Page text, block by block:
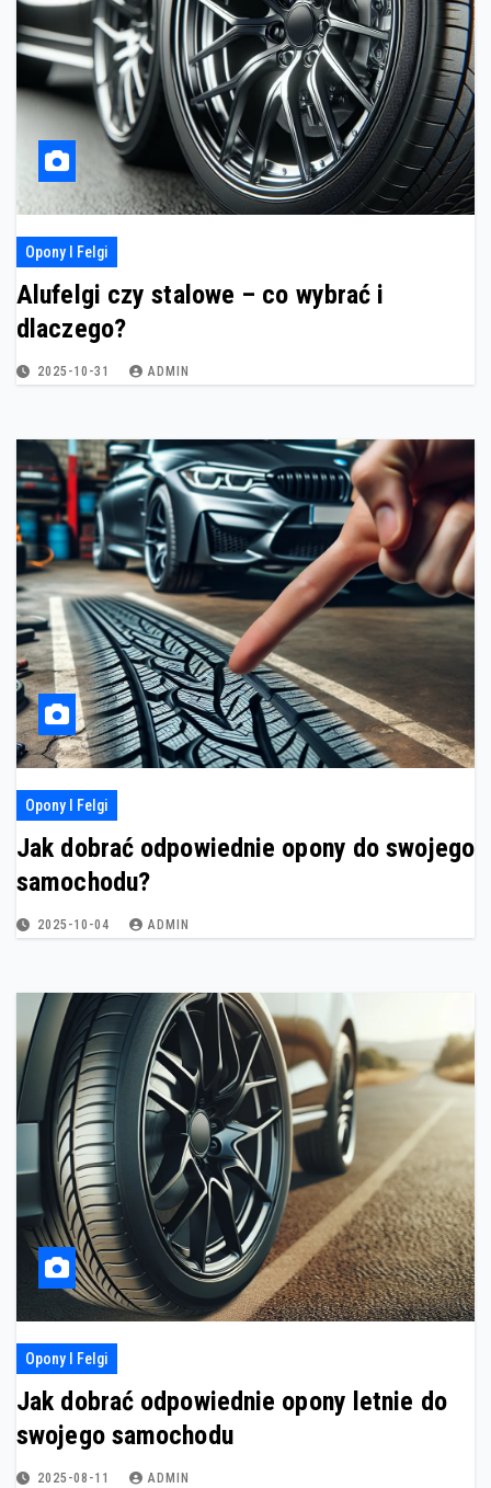
Opony I Felgi
Alufelgi czy stalowe – co wybrać i
dlaczego?
2025-10-31 ADMIN
Opony I Felgi
Jak dobrać odpowiednie opony do swojego
samochodu?
2025-10-04 ADMIN
Opony I Felgi
Jak dobrać odpowiednie opony letnie do
swojego samochodu
2025-08-11 ADMIN